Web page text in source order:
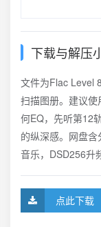
下载与解压
文件为Flac Level
扫描图册。建议
何EQ，先听第12
的纵深感。网盘
音乐，DSD256升
点此下载